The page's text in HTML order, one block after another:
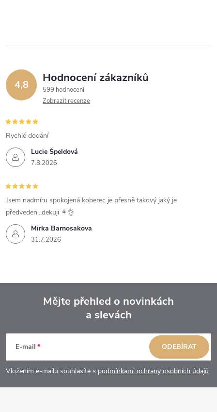
4,8 Hodnocení zákazníků
599 hodnocení
Zobrazit recenze
Lucie Špeldová
7.8.2026
Rychlé dodání
Mirka Barnosakova
31.7.2026
Jsem nadmíru spokojená koberec je přesně takový jaký je
předveden...dekuji ⚘️👌
p
a
Mějte přehled o novinkách
a slevách
E-mail
Vložením e-mailu souhlasíte s podmínkami ochrany osobních údajů
ODEBÍRAT